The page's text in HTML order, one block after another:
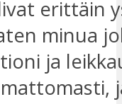
erittäin
minua
ja